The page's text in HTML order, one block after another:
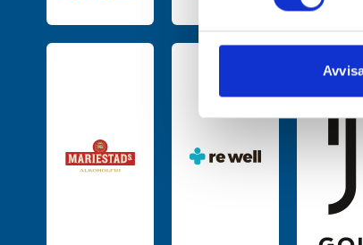
sociala medier och
till de sociala medier